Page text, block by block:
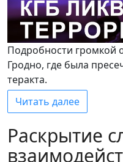
Подробности громкой
Гродно, где была
теракта.
Читать далее
Раскрытие